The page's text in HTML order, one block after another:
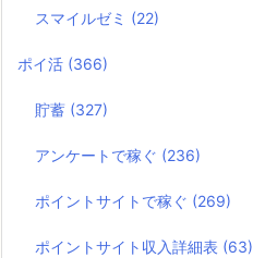
スマイルゼミ (22)
ポイ活 (366)
貯蓄 (327)
アンケートで稼ぐ (236)
ポイントサイトで稼ぐ (269)
ポイントサイト収入詳細表 (63)